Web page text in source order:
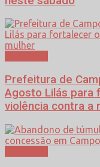
Prefeitura de
Agosto Lilás para
violência contra a